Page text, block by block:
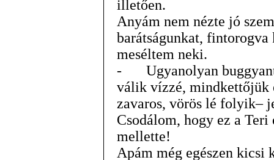
illetően.
Anyám nem nézte jó
barátságunkat,
meséltem neki.
-
Ugyanolyan
válik vízzé, mindkettőjük
zavaros, vörös lé folyik–
Csodálom, hogy ez a
mellette!
Apám még egészen kicsi